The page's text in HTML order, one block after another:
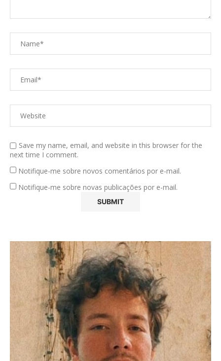
Save my name, email, and website in this browser for the
next time I comment.
Notifique-me sobre novos comentários por e-mail.
Notifique-me sobre novas publicações por e-mail.